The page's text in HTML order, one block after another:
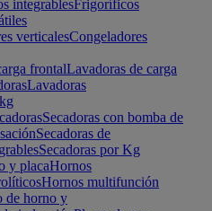
integrablesFrigoríficos
verticalesCongeladores
frontalLavadoras de carga
Lavadoras
Secadoras con bomba de
Secadoras de
Secadoras por Kg
y placaHornos
Hornos multifunción
de horno y